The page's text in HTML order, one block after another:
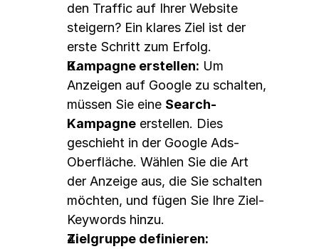
den Traffic auf Ihrer Website
steigern? Ein klares Ziel ist der
erste Schritt zum Erfolg.
Kampagne erstellen: Um
Anzeigen auf Google zu schalten,
müssen Sie eine Search-
Kampagne erstellen. Dies
geschieht in der Google Ads-
Oberfläche. Wählen Sie die Art
der Anzeige aus, die Sie schalten
möchten, und fügen Sie Ihre Ziel-
Keywords hinzu.
Zielgruppe definieren: